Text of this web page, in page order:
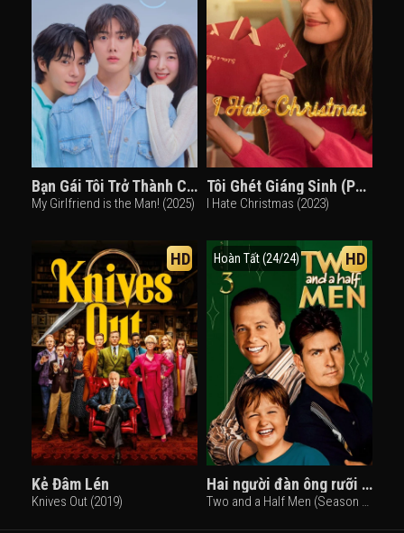
Bạn Gái Tôi Trở Thành Con Trai Rồi
My Girlfriend is the Man! (2025)
Tôi Ghét Giáng Sinh (Phần 2)
I Hate Christmas (2023)
HD
Kẻ Đâm Lén
Knives Out (2019)
Hoàn Tất (24/24) HD
Hai người đàn ông rưỡi (Phần 3)
Two and a Half Men (Season 3) (2005)